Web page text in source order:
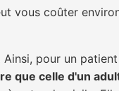
vous coûter
pour un
que celle d'un